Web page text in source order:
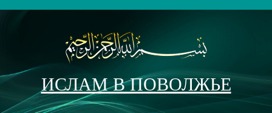
Перейти
ИСЛАМ В ПОВОЛЖЬЕ